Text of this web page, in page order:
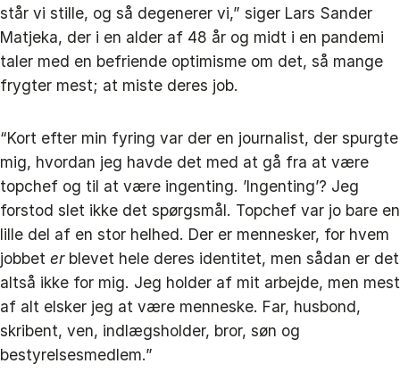
står vi stille, og så degenerer vi,” siger Lars Sander
Matjeka, der i en alder af 48 år og midt i en pandemi
taler med en befriende optimisme om det, så mange
frygter mest; at miste deres job.
“Kort efter min fyring var der en journalist, der spurgte
mig, hvordan jeg havde det med at gå fra at være
topchef og til at være ingenting. ’Ingenting’? Jeg
forstod slet ikke det spørgsmål. Topchef var jo bare en
lille del af en stor helhed. Der er mennesker, for hvem
jobbet erblevet hele deres identitet, men sådan er det
altså ikke for mig. Jeg holder af mit arbejde, men mest
af alt elsker jeg at være menneske. Far, husbond,
skribent, ven, indlægsholder, bror, søn og
bestyrelsesmedlem.”